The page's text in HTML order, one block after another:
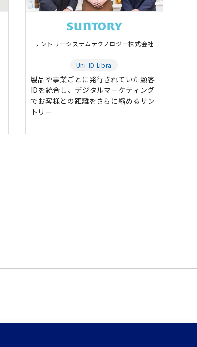
サントリーシステムテクノロジー株式会社
Uni-ID Libra
製品や事業ごとに発行されていた顧客
IDを統合し、デジタルマーケティング
でお客様との距離をさらに縮めるサン
トリー